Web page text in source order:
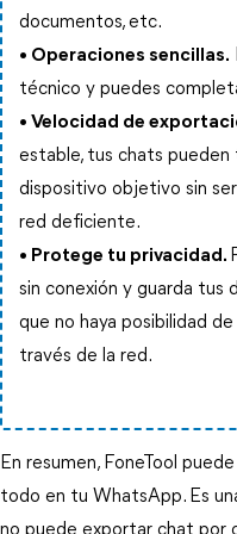
documentos, etc.
• Operaciones sencillas.
técnico y puedes
• Velocidad de
estable, tus chats pueden
dispositivo objetivo sin
red deficiente.
• Protege tu privacidad.
sin conexión y guarda tus
que no haya posibilidad
través de la red.
En resumen, FoneTool
todo en tu WhatsApp. Es